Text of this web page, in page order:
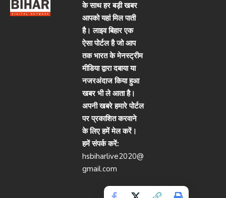
के साथ हर बड़ी खबर
आपको यहां मिल पाती
है। लाइव बिहार एक
ऐसा पोर्टल है जो आप
तक भारत के मेनस्ट्रीम
मीडिया द्वारा दबाया या
नजरअंदाज किया हुआ
खबर भी ले आता है।
अपनी खबरे हमारे पोर्टल
पर प्रकाशित करवाने
के लिए हमें मेल करें।
हमें संपर्क करें:
hsbiharlive2020@
gmail.com